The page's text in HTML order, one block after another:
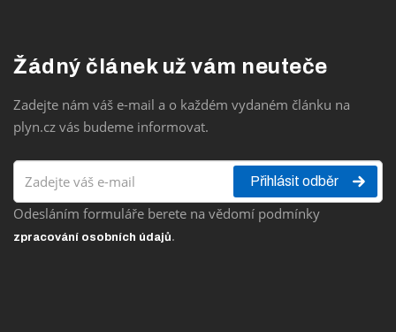
Žádný článek už vám neuteče
Zadejte nám váš e-mail a o každém vydaném článku na
plyn.cz vás budeme informovat.
Přihlásit odběr
Odesláním formuláře berete na vědomí podmínky
zpracování osobních údajů.